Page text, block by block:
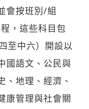
會按班別/組
，這些科目包
至中六）開設以
國語文、公民與
、地理、經濟、
康管理與社會關